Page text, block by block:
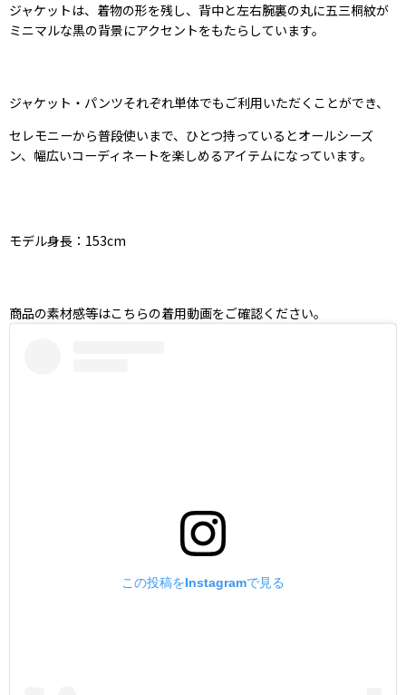
ジャケットは、着物の形を残し、背中と左右腕裏の丸に五三桐紋が
ミニマルな黒の背景にアクセントをもたらしています。
ジャケット・パンツそれぞれ単体でもご利用いただくことができ、
セレモニーから普段使いまで、ひとつ持っているとオールシーズ
ン、幅広いコーディネートを楽しめるアイテムになっています。
モデル身長：153cm
商品の素材感等はこちらの着用動画をご確認ください。
この投稿をInstagramで見る